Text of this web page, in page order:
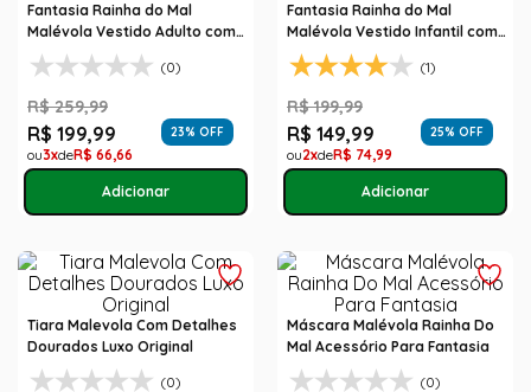
Fantasia Rainha do Mal
Malévola Vestido Adulto com
Tiara - Halloween
(0)
R$ 259,99
R$ 199,99 23% OFF
3 R$ 66,66
Fantasia Rainha do Mal
Malévola Vestido Infantil com
Tiara - Halloween
(1)
R$ 199,99
R$ 149,99 25% OFF
2 R$ 74,99
Tiara Malevola Com Detalhes
Dourados Luxo Original
(0)
Máscara Malévola Rainha Do
Mal Acessório Para Fantasia
(0)